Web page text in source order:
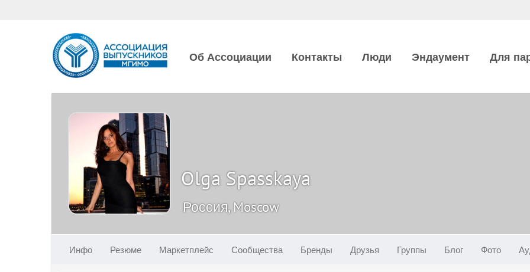
Об Ассоциации Контакты Люди Эндаумент Для
Olga Spasskaya
Россия, Moscow
Инфо Резюме Маркетплейс Сообщества Бренды Друзья Группы Блог Фото